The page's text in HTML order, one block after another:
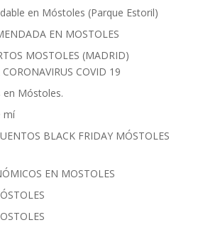
en Móstoles (Parque Estoril)
EN MOSTOLES
MOSTOLES (MADRID)
COVID 19
Móstoles.
mí
BLACK FRIDAY MÓSTOLES
EN MOSTOLES